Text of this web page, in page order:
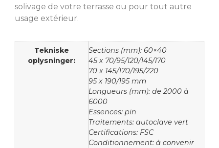
solivage de votre terrasse ou pour tout autre
usage extérieur.
Tekniske
oplysninger:
Sections (mm): 60×40
45 x 70/95/120/145/170
70 x 145/170/195/220
95 x 190/195 mm
Longueurs (mm): de 2000 à
6000
Essences: pin
Traitements: autoclave vert
Certifications: FSC
Conditionnement: à convenir